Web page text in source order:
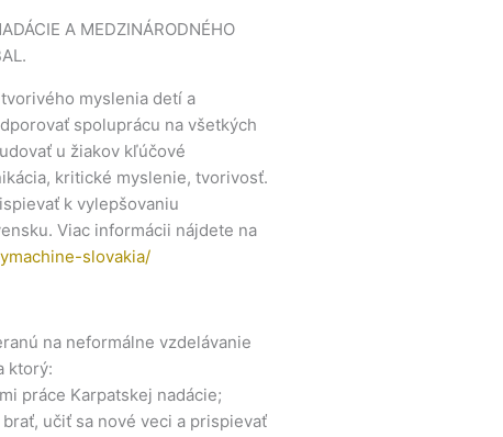
A MEDZINÁRODNÉHO
myslenia detí a
spoluprácu na všetkých
u žiakov kľúčové
kritické myslenie, tvorivosť.
k vylepšovaniu
Viac informácii nájdete na
slovakia/
na neformálne vzdelávanie
ktorý:
práce Karpatskej nadácie;
učiť sa nové veci a prispievať